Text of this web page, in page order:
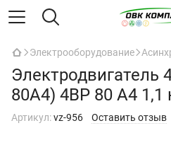
Электрооборудование
Электродвигатель
80А4) 4ВР 80 A4
Артикул:vz-956 Оставить отзыв